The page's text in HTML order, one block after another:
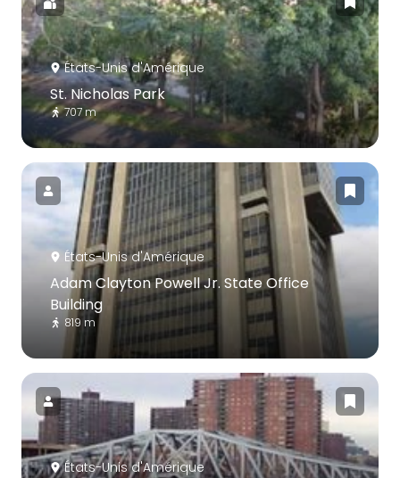
États-Unis d'Amérique
St. Nicholas Park
707 m
États-Unis d'Amérique
Adam Clayton Powell Jr. State Office
Building
819 m
États-Unis d'Amérique